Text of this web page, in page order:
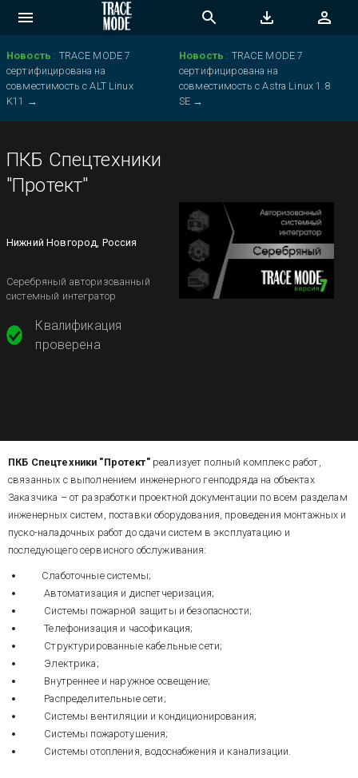
Новость : TRACE MODE 7
сертифицирована на
совместимость с ALT Linux
K11 →
Новость : TRACE MODE 7
сертифицирована на
совместимость с Astra Linux 1.8
SE →
ПКБ Спецтехники
"Протект"
Нижний Новгород, Россия
Серебряный авторизованный
системный интегратор
Квалификация
проверена
ПКБ Спецтехники "Протект" реализует полный комплекс работ,
связанных с выполнением инженерного генподряда на объектах
Заказчика – от разработки проектной документации по всем разделам
инженерных систем, поставки оборудования, проведения монтажных и
пуско-наладочных работ до сдачи систем в эксплуатацию и
последующего сервисного обслуживания:
Слаботочные системы;
Автоматизация и диспетчеризация;
Системы пожарной защиты и безопасности;
Телефонизация и часофикация;
Структурированные кабельные сети;
Электрика;
Внутреннее и наружное освещение;
Распределительные сети;
Системы вентиляции и кондиционирования;
Системы пожаротушения;
Системы отопления, водоснабжения и канализации.